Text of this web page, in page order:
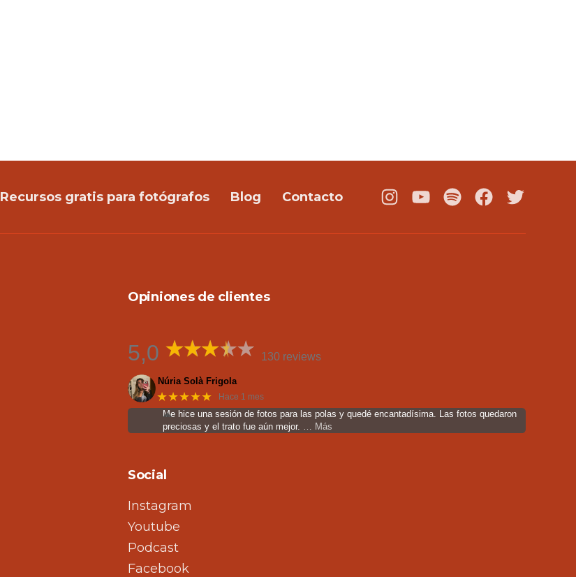
Recursos gratis para fotógrafos Blog Contacto
Instagram
YoutubePodcastFacebook
Twitter
Opiniones de clientes
5,0 130 reviews
Núria Solà Frigola
★★★★★ Hace 1 mes
Me hice una sesión de fotos para las polas y quedé encantadísima. Las fotos quedaron
preciosas y el trato fue aún mejor. … Más
Social
Instagram
Youtube
Podcast
Facebook